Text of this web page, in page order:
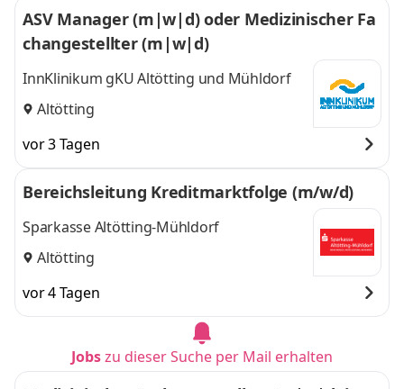
ASV Manager (m|w|d) oder Medizinischer Fa
changestellter (m|w|d)
InnKlinikum gKU Altötting und Mühldorf
Altötting
vor 3 Tagen
Bereichsleitung Kreditmarktfolge (m/w/d)
Sparkasse Altötting-Mühldorf
Altötting
vor 4 Tagen
Jobszu dieser Suche per Mail erhalten